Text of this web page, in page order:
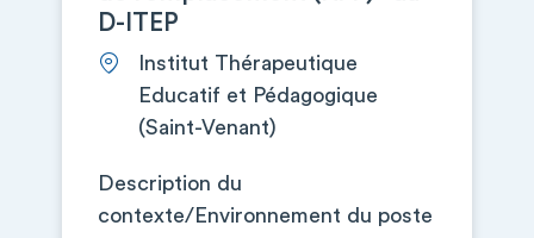
D-ITEP
Institut Thérapeutique
Educatif et Pédagogique
(Saint-Venant)
Description du
contexte/Environnement du poste